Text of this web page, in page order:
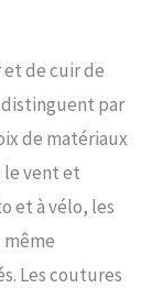
un
une couche
d'un
gants de
peuvent être
pour la
le ski,le
course à
pêche,la
et de cuir de
distinguent par
de matériaux
vent et
et à vélo, les
Les coutures